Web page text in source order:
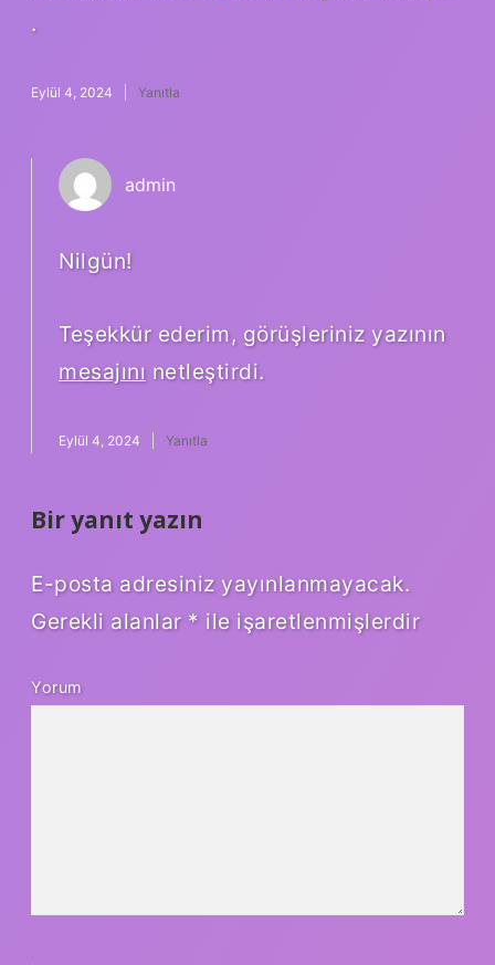
.
Eylül 4, 2024 Yanıtla
admin
Nilgün!
Teşekkür ederim, görüşleriniz yazının
mesajını netleştirdi.
Eylül 4, 2024 Yanıtla
Bir yanıt yazın
E-posta adresiniz yayınlanmayacak.
Gerekli alanlar * ile işaretlenmişlerdir
Yorum